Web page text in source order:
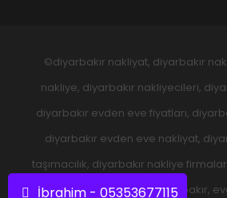
©diyarbakır nakliyat, diyarbakır
nakliye, diyarbakır nakliyecileri,
diyarbakır evden eve fiyatları,
diyarbakır evden eve nakliyat,
taşımacılık, diyarbakır nakliye
şirketleri, evden eve diyarbakır,
İbrahim - 05353677115